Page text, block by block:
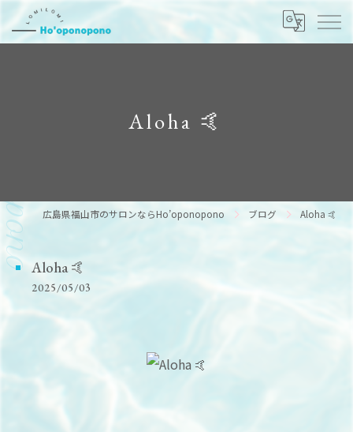
Aloha 🤙
広島県福山市のサロンならHo’oponopono ブログ Aloha 🤙
Aloha 🤙
2025/05/03